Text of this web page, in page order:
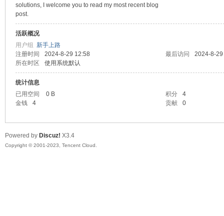
solutions, I welcome you to read my most recent blog
post.
活跃概况
用户组 新手上路
注册时间
2024-8-29 12:58 最后访问
2024-8-
所在时区
使用系统默认
统计信息
已用空间
0 B 积分
4
金钱
4 贡献 0
Powered by Discuz! X3.4
Copyright © 2001-2023, Tencent Cloud.